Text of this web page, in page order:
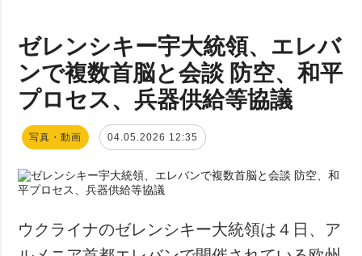
ゼレンシキー宇大統領、エレバ
ンで複数首脳と会談 防空、和平
プロセス、兵器供給等協議
写真・動画 04.05.2026 12:35
ウクライナのゼレンシキー大統領は４日、ア